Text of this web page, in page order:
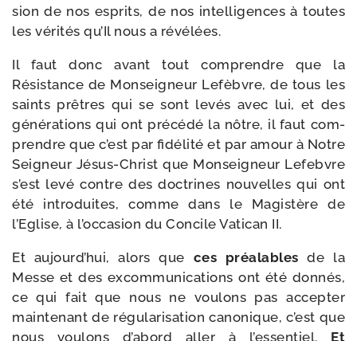
sion de nos esprits, de nos intel­li­gences à toutes
les véri­tés qu’Il nous a révélées.
Il faut donc avant tout com­prendre que la
Résistance de Monseigneur Lefèbvre, de tous les
saints prêtres qui se sont levés avec lui, et des
géné­ra­tions qui ont pré­cé­dé la nôtre, il faut com­
prendre que c’est par fidé­li­té et par amour à Notre
Seigneur Jésus-​Christ que Monseigneur Lefebvre
s’est levé contre des doc­trines nou­velles qui ont
été intro­duites, comme dans le Magistère de
l’Eglise, à l’occasion du Concile Vatican II.
Et aujourd’hui, alors que ces préa­lablesde la
Messe et des excom­mu­ni­ca­tions ont été don­nés,
ce qui fait que nous ne vou­lons pas accep­ter
main­te­nant de régu­la­ri­sa­tion cano­nique, c’est que
nous vou­lons d’abord aller à l’essentiel. Et